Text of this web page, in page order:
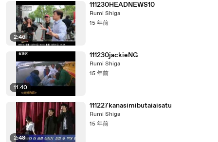
2:46
111230HEADNEWS10
Rumi Shiga
15 年前
11:40
111230jackieNG
Rumi Shiga
15 年前
2:48
111227kanasimibutaiaisatu
Rumi Shiga
15 年前